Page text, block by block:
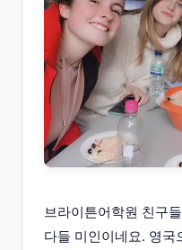
브라이튼어학원 친구
다들 미인이네요. 영국